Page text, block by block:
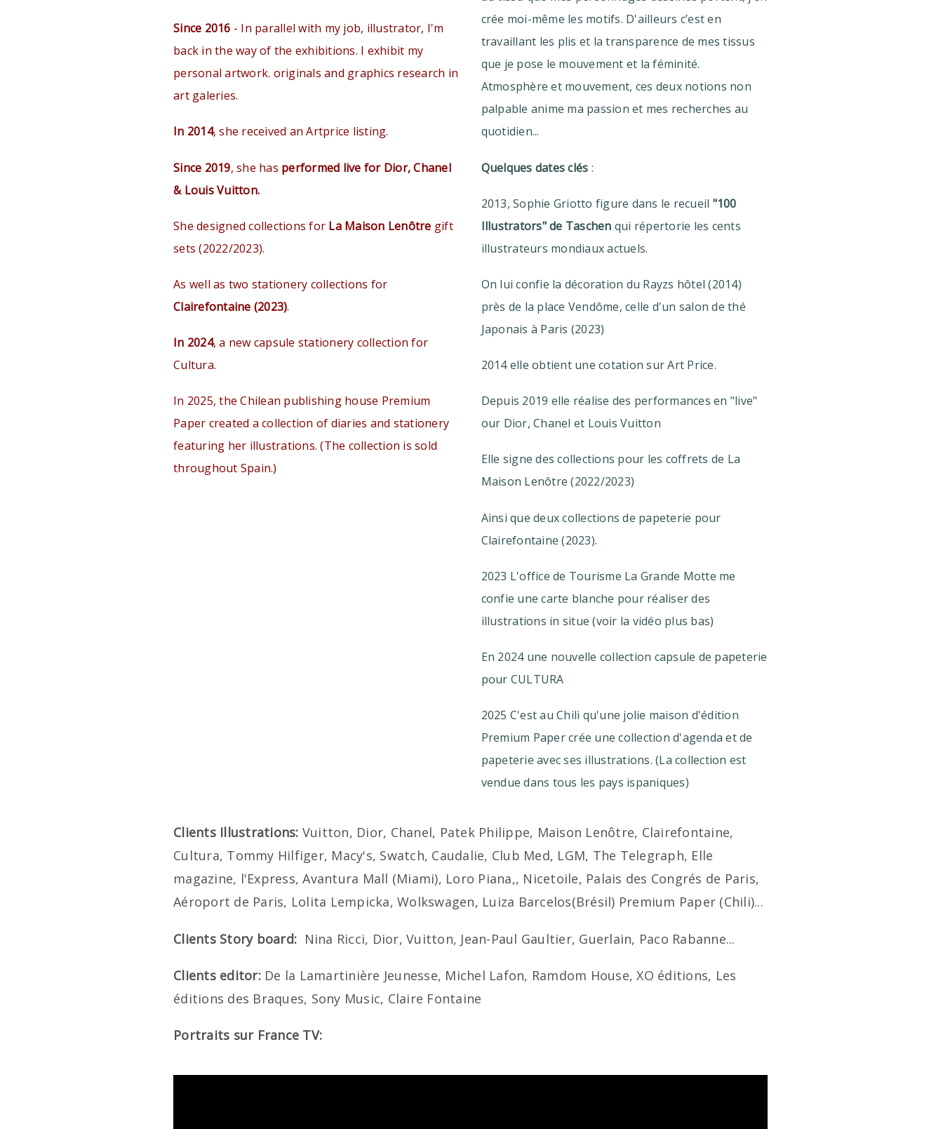
Since 2016 - In parallel with my job, illustrator, I'm
back in the way of the exhibitions. I exhibit my
personal artwork. originals and graphics research in
art galeries.
In 2014, she received an Artprice listing.
Since 2019, she has performed live for Dior, Chanel
& Louis Vuitton.
She designed collections for La Maison Lenôtre gift
sets (2022/2023).
As well as two stationery collections for
Clairefontaine (2023).
In 2024, a new capsule stationery collection for
Cultura.
In 2025, the Chilean publishing house Premium
Paper created a collection of diaries and stationery
featuring her illustrations. (The collection is sold
throughout Spain.)
crée moi-même les motifs. D'ailleurs c’est en
travaillant les plis et la transparence de mes tissus
que je pose le mouvement et la féminité.
Atmosphère et mouvement, ces deux notions non
palpable anime ma passion et mes recherches au
quotidien...
Quelques dates clés :
2013, Sophie Griotto figure dans le recueil "100
Illustrators" de Taschen qui répertorie les cents
illustrateurs mondiaux actuels.
On lui confie la décoration du Rayzs hôtel (2014)
près de la place Vendôme, celle d'un salon de thé
Japonais à Paris (2023)
2014 elle obtient une cotation sur Art Price.
Depuis 2019 elle réalise des performances en "live"
our Dior, Chanel et Louis Vuitton
Elle signe des collections pour les coffrets de La
Maison Lenôtre (2022/2023)
Ainsi que deux collections de papeterie pour
Clairefontaine (2023).
2023 L'office de Tourisme La Grande Motte me
confie une carte blanche pour réaliser des
illustrations in situe (voir la vidéo plus bas)
En 2024 une nouvelle collection capsule de papeterie
pour CULTURA
2025 C'est au Chili qu'une jolie maison d'édition
Premium Paper crée une collection d'agenda et de
papeterie avec ses illustrations. (La collection est
vendue dans tous les pays ispaniques)
Clients Illustrations: Vuitton, Dior, Chanel, Patek Philippe, Maison Lenôtre, Clairefontaine,
Cultura, Tommy Hilfiger, Macy's, Swatch, Caudalie, Club Med, LGM, The Telegraph, Elle
magazine, l'Express, Avantura Mall (Miami), Loro Piana,, Nicetoile, Palais des Congrés de Paris,
Aéroport de Paris, Lolita Lempicka, Wolkswagen, Luiza Barcelos(Brésil) Premium Paper (Chili)...
Clients Story board: Nina Ricci, Dior, Vuitton, Jean-Paul Gaultier, Guerlain, Paco Rabanne...
Clients editor: De la Lamartinière Jeunesse, Michel Lafon, Ramdom House, XO éditions, Les
éditions des Braques, Sony Music, Claire Fontaine
Portraits sur France TV: